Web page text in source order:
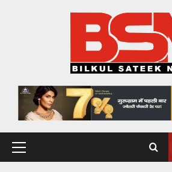
Primary